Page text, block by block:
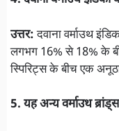
उत्तर:दवाना वर्माउथ
लगभग 16% से 18% के
स्पिरिट्स के बीच एक
5. यह अन्य वर्माउथ